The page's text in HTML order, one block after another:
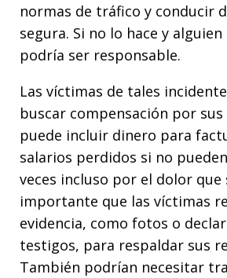
normas de tráfico y conducir
segura. Si no lo hace y
podría ser responsable.
Las víctimas de tales
buscar compensación por sus
puede incluir dinero para
salarios perdidos si no
veces incluso por el dolor que
importante que las víctimas
evidencia, como fotos o
testigos, para respaldar sus
También podrían necesitar